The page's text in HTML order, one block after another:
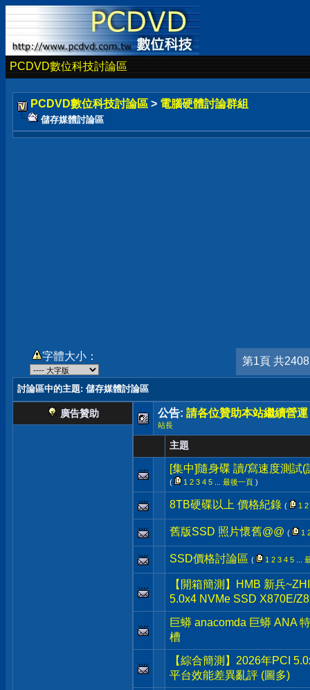
PCDVD數位科技討論區
PCDVD數位科技討論區 > 電腦硬體討論群組
儲存媒體討論區
字體大小： 第1頁 共
討論區中的主題: 儲存媒體討論區
廣告贊助 公告: 請各位贊助本站繼續營運
站長
主題
[集中]隨身碟 讀/寫速度測試
( 1 2 3 4 5 最後一頁 )
8TB硬碟以上 價格紀錄 ( 1 2
舊版SSD 照片懷舊@@ ( 1
SSD價格討論區 ( 1 2 3 4 5
【開箱簡測】HMB 新兵
5.0x4 NVMe SSD X870E/
巨蟒 anacomda 巨蟒 ANA
槽
【綜合簡測】2026年PCI
平台效能差異亂評 (圖多)